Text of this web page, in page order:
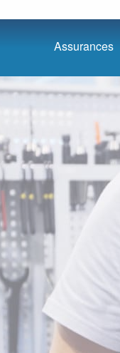
Assurances